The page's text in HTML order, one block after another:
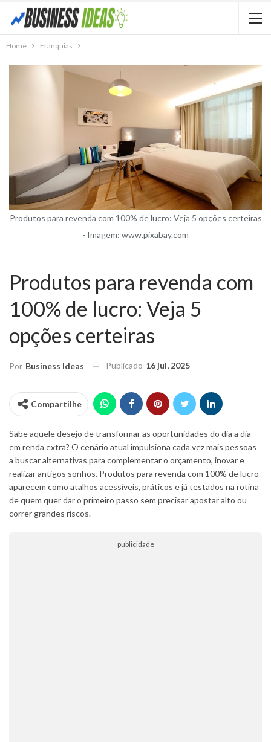
Home Franquias
Produtos para revenda com 100% de lucro: Veja 5 opções certeiras
- Imagem: www.pixabay.com
Produtos para revenda com
100% de lucro: Veja 5
opções certeiras
Por Business Ideas Publicado 16 jul, 2025
Compartilhe
Sabe aquele desejo de transformar as oportunidades do dia a dia
em renda extra? O cenário atual impulsiona cada vez mais pessoas
a buscar alternativas para complementar o orçamento, inovar e
realizar antigos sonhos. Produtos para revenda com 100% de lucro
aparecem como atalhos acessíveis, práticos e já testados na rotina
de quem quer dar o primeiro passo sem precisar apostar alto ou
correr grandes riscos.
publicidade